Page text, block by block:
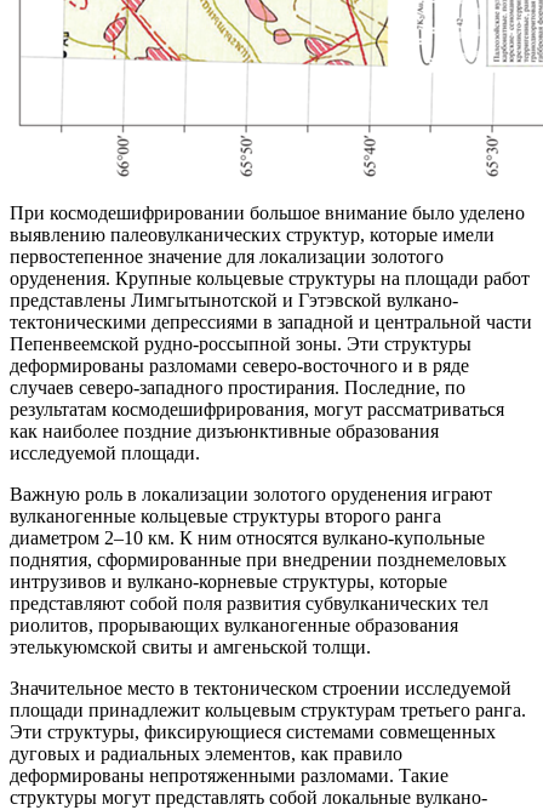
При космодешифрировании большое внимание было уделено
выявлению палеовулканических структур, которые имели
первостепенное значение для локализации золотого
оруденения. Крупные кольцевые структуры на площади работ
представлены Лимгытынотской и Гэтэвской вулкано-
тектоническими депрессиями в западной и центральной части
Пепенвеемской рудно-россыпной зоны. Эти структуры
деформированы разломами северо-восточного и в ряде
случаев северо-западного простирания. Последние, по
результатам космодешифрирования, могут рассматриваться
как наиболее поздние дизъюнктивные образования
исследуемой площади.
Важную роль в локализации золотого оруденения играют
вулканогенные кольцевые структуры второго ранга
диаметром 2–10 км. К ним относятся вулкано-купольные
поднятия, сформированные при внедрении позднемеловых
интрузивов и вулкано-корневые структуры, которые
представляют собой поля развития субвулканических тел
риолитов, прорывающих вулканогенные образования
этелькуюмской свиты и амгеньской толщи.
Значительное место в тектоническом строении исследуемой
площади принадлежит кольцевым структурам третьего ранга.
Эти структуры, фиксирующиеся системами совмещенных
дуговых и радиальных элементов, как правило
деформированы непротяженными разломами. Такие
структуры могут представлять собой локальные вулкано-